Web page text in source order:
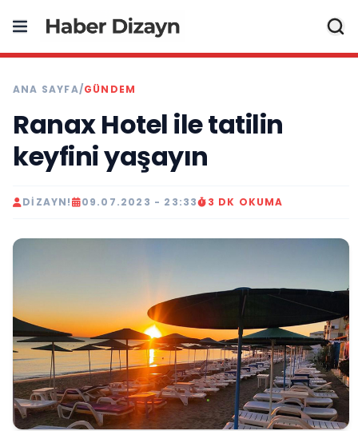
ANA SAYFA/GÜNDEM
Ranax Hotel ile tatilin
keyfini yaşayın
DIZAYN! 09.07.2023 - 23:33 3 DK OKUMA